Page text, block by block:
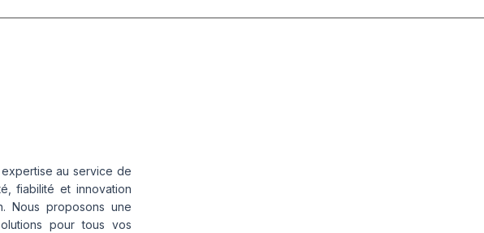
au service de
fiabilité et innovation
Nous proposons une
pour tous vos